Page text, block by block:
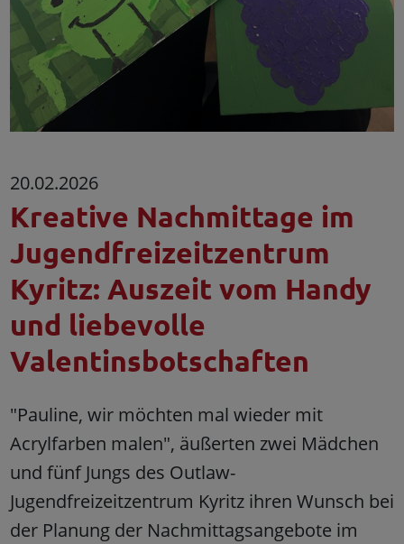
20.02.2026
Kreative Nachmittage im
Jugendfreizeitzentrum
Kyritz: Auszeit vom Handy
und liebevolle
Valentinsbotschaften
"Pauline, wir möchten mal wieder mit
Acrylfarben malen", äußerten zwei Mädchen
und fünf Jungs des Outlaw-
Jugendfreizeitzentrum Kyritz ihren Wunsch bei
der Planung der Nachmittagsangebote im